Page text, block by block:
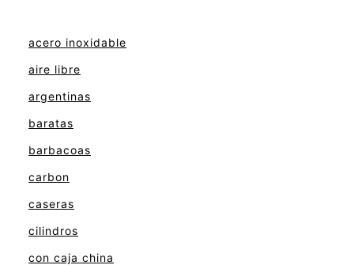
acero inoxidable
aire libre
argentinas
baratas
barbacoas
carbon
caseras
cilindros
con caja china